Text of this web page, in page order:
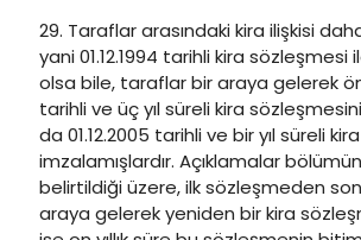
29. Taraflar arasındaki kira ilişkisi
yani 01.12.1994 tarihli kira sözleşmesi
olsa bile, taraflar bir araya gelerek
tarihli ve üç yıl süreli kira
da 01.12.2005 tarihli ve bir yıl süreli
imzalamışlardır. Açıklamalar
belirtildiği üzere, ilk sözleşmeden
araya gelerek yeniden bir kira